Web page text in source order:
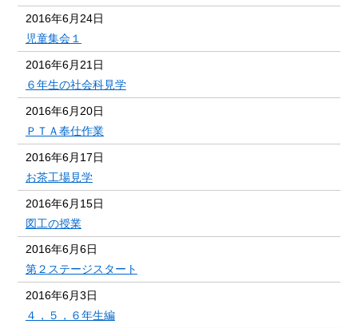
2016年6月24日
児童集会１
2016年6月21日
６年生の社会科見学
2016年6月20日
ＰＴＡ奉仕作業
2016年6月17日
お茶工場見学
2016年6月15日
図工の授業
2016年6月6日
第２ステージスタート
2016年6月3日
４，５，６年生編